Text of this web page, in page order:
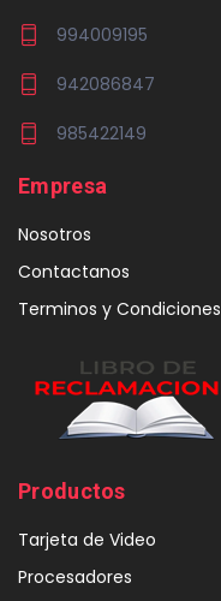
994009195
942086847
985422149
Empresa
Nosotros
Contactanos
Terminos y Condiciones
Productos
Tarjeta de Video
Procesadores